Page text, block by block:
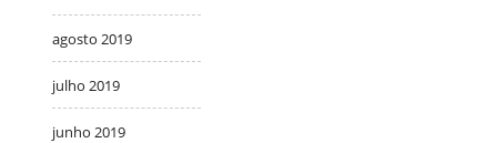
agosto 2019
julho 2019
junho 2019